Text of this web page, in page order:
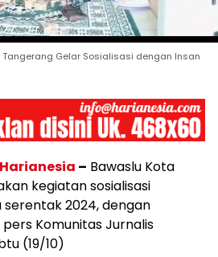
Tangerang Gelar Sosialisasi dengan Insan
Harianesia – Bawaslu Kota
kegiatan sosialisasi
2024, dengan
Komunitas Jurnalis
(19/10)